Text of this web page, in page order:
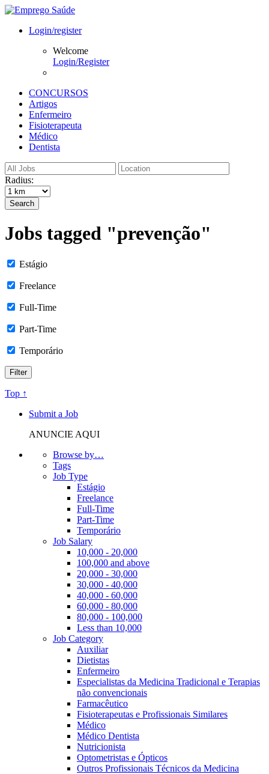
Login/register
Welcome
Login/Register
CONCURSOS
Artigos
Enfermeiro
Fisioterapeuta
Médico
Dentista
Radius:
Search
Jobs tagged "prevenção"
Estágio
Freelance
Full-Time
Part-Time
Temporário
Top ↑
Submit a Job
ANUNCIE AQUI
Browse by…
Tags
Job Type
Estágio
Freelance
Full-Time
Part-Time
Temporário
Job Salary
10,000 - 20,000
100,000 and above
20,000 - 30,000
30,000 - 40,000
40,000 - 60,000
60,000 - 80,000
80,000 - 100,000
Less than 10,000
Job Category
Auxiliar
Dietistas
Enfermeiro
Especialistas da Medicina Tradicional e Terapias
não convencionais
Farmacêutico
Fisioterapeutas e Profissionais Similares
Médico
Médico Dentista
Nutricionista
Optometristas e Ópticos
Outros Profissionais Técnicos da Medicina